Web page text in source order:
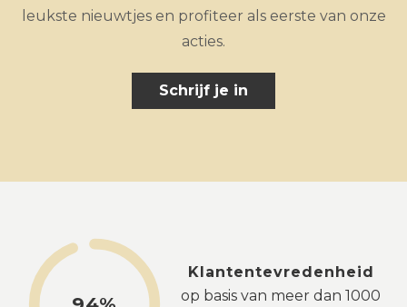
leukste nieuwtjes en profiteer als eerste van onze
acties.
Schrijf je in
Klantentevredenheid
op basis van meer dan 1000